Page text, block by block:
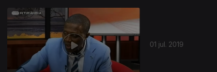
01 jul. 2019